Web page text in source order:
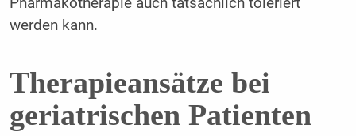
Pharmakotherapie auch tatsächlich toleriert
werden kann.
Therapieansätze bei
geriatrischen Patienten